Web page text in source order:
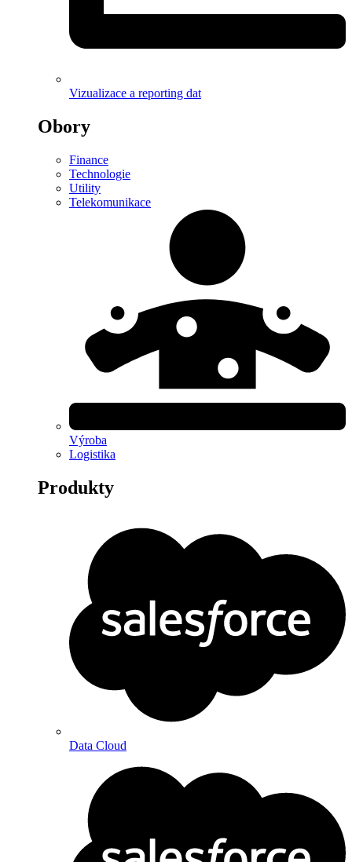
Vizualizace a reporting dat
Obory
Finance
Technologie
Utility
Telekomunikace
Výroba
Logistika
Produkty
Data Cloud